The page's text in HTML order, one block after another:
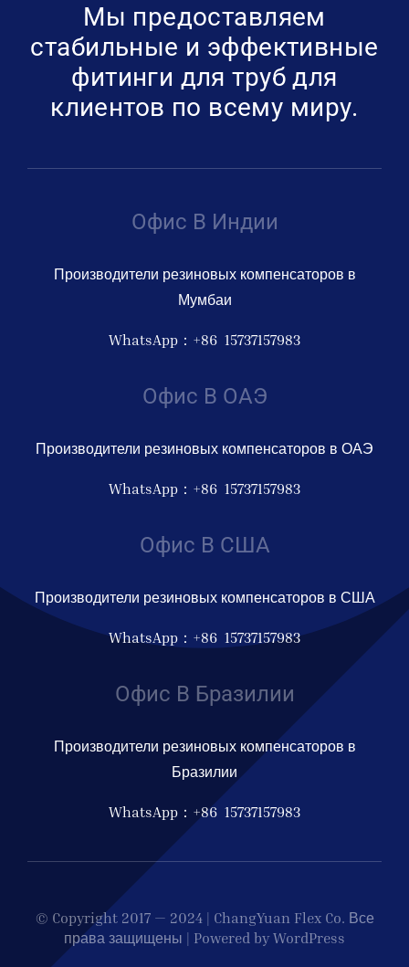
Мы предоставляем
стабильные и эффективные
фитинги для труб для
клиентов по всему миру.
Офис В Индии
Производители резиновых компенсаторов в
Мумбаи
WhatsApp：+86 15737157983
Офис В ОАЭ
Производители резиновых компенсаторов в ОАЭ
WhatsApp：+86 15737157983
Офис В США
Производители резиновых компенсаторов в США
WhatsApp：+86 15737157983
Офис В Бразилии
Производители резиновых компенсаторов в
Бразилии
WhatsApp：+86 15737157983
© Copyright 2017 — 2024 | ChangYuan Flex Co. Все
права защищены | Powered by WordPress